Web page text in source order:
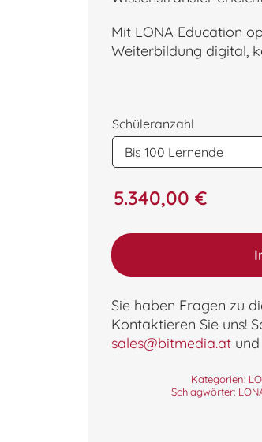
Mit LONA Education
Weiterbildung digital,
Schüleranzahl
5.340,00 €
Sie haben Fragen zu
Kontaktieren Sie uns!
sales@bitmedia.atund
Kategorien:
Schlagwörter: